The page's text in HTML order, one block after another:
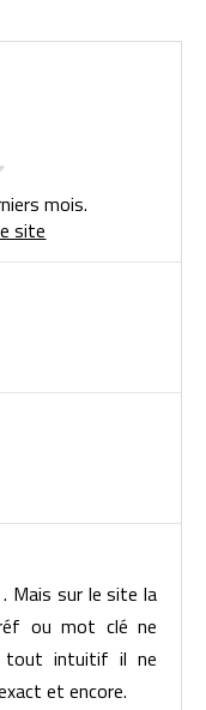
mois.
site
Mais sur le site la
ou mot clé ne
tout intuitif il ne
et encore.